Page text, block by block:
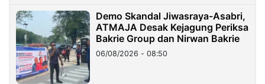
Demo Skandal Jiwasraya-Asabri,
ATMAJA Desak Kejagung Periksa
Bakrie Group dan Nirwan Bakrie
06/08/2026 - 08:50